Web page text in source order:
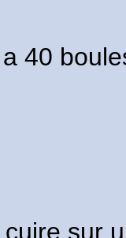
40
sur